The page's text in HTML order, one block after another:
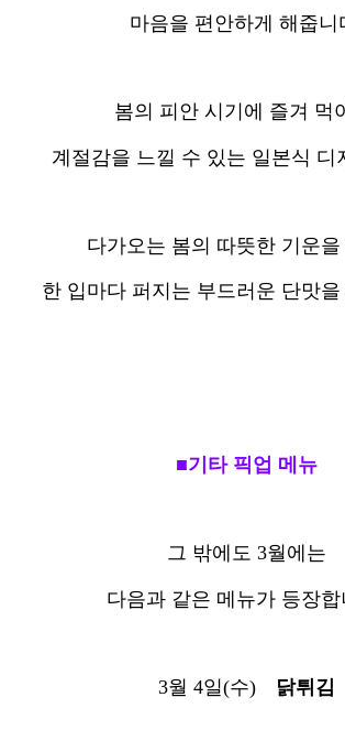
마음을 편안하게 해줍니
봄의 피안 시기에 즐겨 먹
계절감을 느낄 수 있는 일본식 디
다가오는 봄의 따뜻한 기운을
한 입마다 퍼지는 부드러운 단맛
■기타 픽업 메뉴
그 밖에도 3월에는
다음과 같은 메뉴가 등장합
3월 4일(수) 닭튀김